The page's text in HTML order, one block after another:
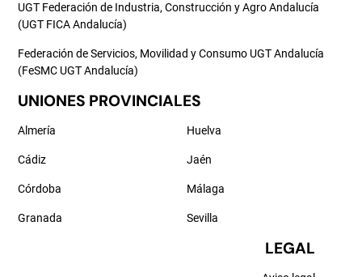
UGT Federación de Industria, Construcción y Agro Andalucía
(UGT FICA Andalucía)
Federación de Servicios, Movilidad y Consumo UGT Andalucía
(FeSMC UGT Andalucía)
UNIONES PROVINCIALES
Almería
Cádiz
Córdoba
Granada
Huelva
Jaén
Málaga
Sevilla
LEGAL